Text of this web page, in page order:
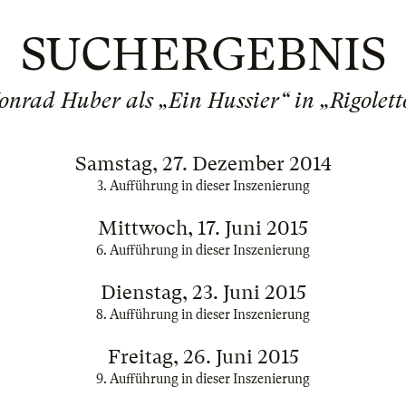
SUCHERGEBNIS
Huber als „Ein Hussier“ in
Samstag, 27. Dezember 2014
3. Aufführung in dieser Inszenierung
Mittwoch, 17. Juni 2015
6. Aufführung in dieser Inszenierung
Dienstag, 23. Juni 2015
8. Aufführung in dieser Inszenierung
Freitag, 26. Juni 2015
9. Aufführung in dieser Inszenierung